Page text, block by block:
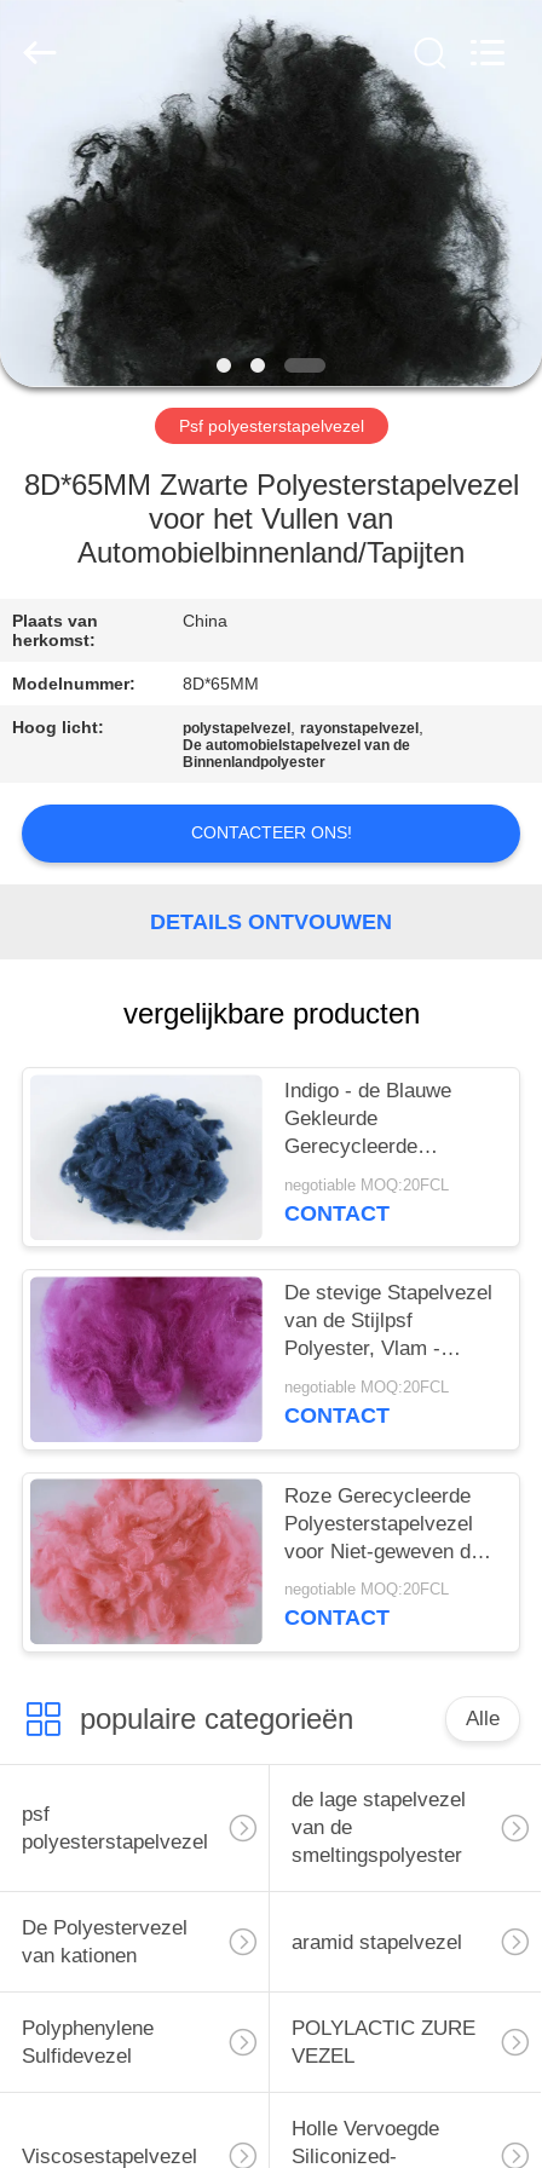
HUIS
PRODUCTEN
VIDEOS
ONGEVEER
ONS
FABRIEKSREIS
KWALITEITSCONTROLE
CONTACTEER
NIEUWS
GEVALLEN
POLICY
Psf polyesterstapelvezel
8D*65MM Zwarte Polyesterstapelvezel
voor het Vullen van
Automobielbinnenland/Tapijten
Plaats van
herkomst:
China
Modelnummer: 8D*65MM
Hoog licht: polystapelvezel ,rayonstapelvezel ,
De automobielstapelvezel van de
Binnenlandpolyester
CONTACTEER ONS!
DETAILS ONTVOUWEN
vergelijkbare producten
Indigo - de Blauwe
Gekleurde
Gerecycleerde
Schuring van de
Polyesterstapelvezel -
negotiable MOQ:20FCL
CONTACT
De stevige Stapelvezel
van de Stijlpsf
Polyester, Vlam -
vertrager
Gerecycleerde
negotiable MOQ:20FCL
CONTACT
Roze Gerecycleerde
Polyesterstapelvezel
voor Niet-geweven de
Matrasstof van
Tapijtdekens
negotiable MOQ:20FCL
CONTACT
populaire categorieën Alle
psf
polyesterstapelvezel
de lage stapelvezel
van de
smeltingspolyester
De Polyestervezel
van kationen
aramid stapelvezel
Polyphenylene
Sulfidevezel
POLYLACTIC ZURE
VEZEL
Viscosestapelvezel
Holle Vervoegde
Siliconized-